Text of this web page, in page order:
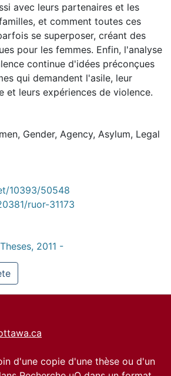
avec leurs partenaires et les
et comment toutes ces
se superposer, créant des
pour les femmes. Enfin, l'analyse
continue d'idées préconçues
qui demandent l'asile, leur
et leurs expériences de violence.
, Gender, Agency, Asylum, Legal
10393/50548
ruor-31173
2011 -
d'une copie d'une thèse ou d'un